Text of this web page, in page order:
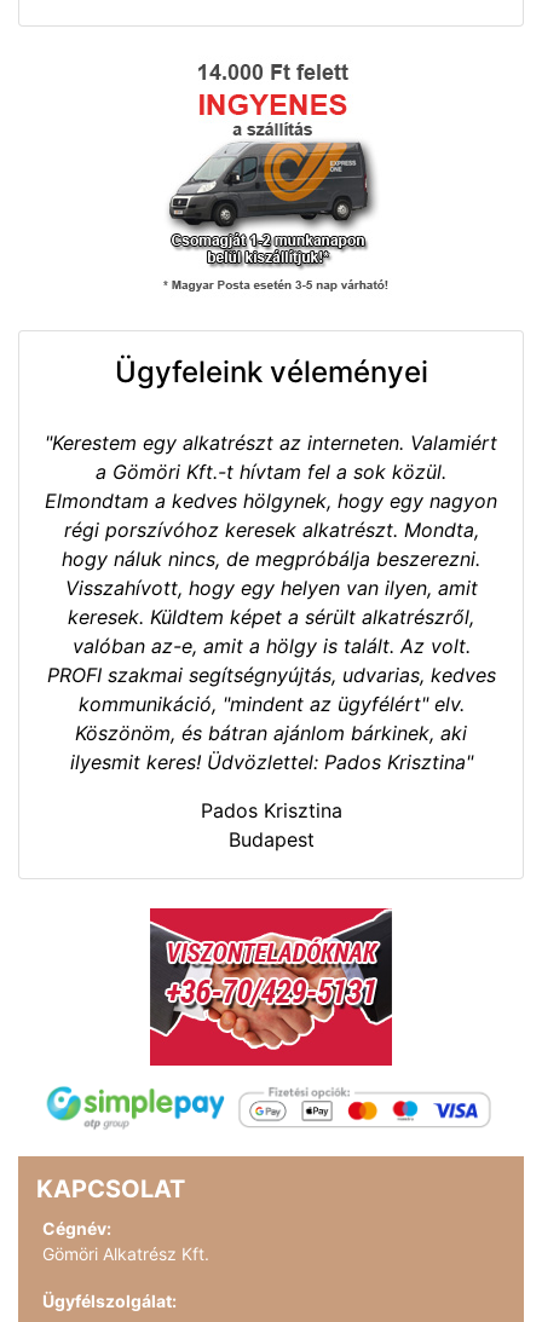
Ügyfeleink véleményei
"Kerestem egy alkatrészt az interneten. Valamiért
a Gömöri Kft.-t hívtam fel a sok közül.
Elmondtam a kedves hölgynek, hogy egy nagyon
régi porszívóhoz keresek alkatrészt. Mondta,
hogy náluk nincs, de megpróbálja beszerezni.
Visszahívott, hogy egy helyen van ilyen, amit
keresek. Küldtem képet a sérült alkatrészről,
valóban az-e, amit a hölgy is talált. Az volt.
PROFI szakmai segítségnyújtás, udvarias, kedves
kommunikáció, "mindent az ügyfélért" elv.
Köszönöm, és bátran ajánlom bárkinek, aki
ilyesmit keres! Üdvözlettel: Pados Krisztina"
Pados Krisztina
Budapest
KAPCSOLAT
Cégnév:
Gömöri Alkatrész Kft.
Ügyfélszolgálat: